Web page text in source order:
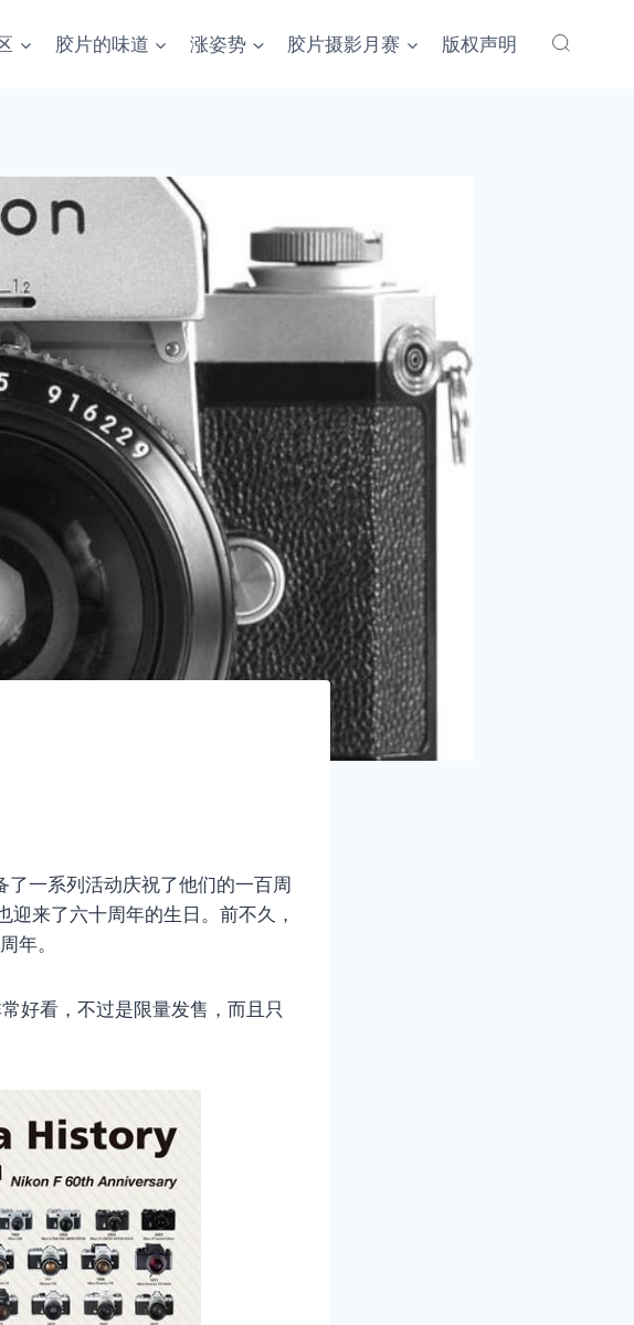
胶片的味道 涨姿势 胶片摄影月赛 版权声明
一系列活动庆祝了他们的一百周
来了六十周年的生日。前不久，
年。
好看，不过是限量发售，而且只